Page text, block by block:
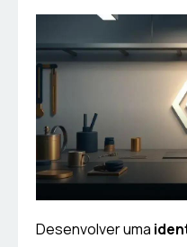
Desenvolver uma